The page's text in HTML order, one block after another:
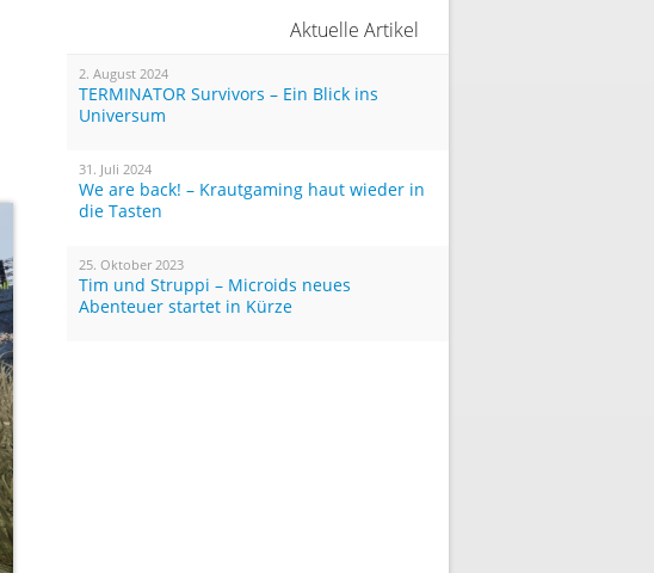
Aktuelle Artikel
2. August 2024
TERMINATOR Survivors – Ein Blick ins
Universum
31. Juli 2024
We are back! – Krautgaming haut wieder in
die Tasten
25. Oktober 2023
Tim und Struppi – Microids neues
Abenteuer startet in Kürze